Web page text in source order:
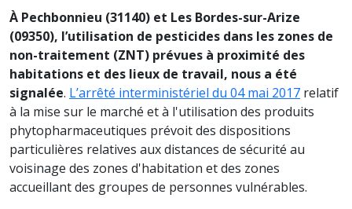
À Pechbonnieu (31140) et Les Bordes-sur-Arize
(09350), l’utilisation de pesticides dans les zones de
non-traitement (ZNT) prévues à proximité des
habitations et des lieux de travail, nous a été
signalée. L’arrêté interministériel du 04 mai 2017 relatif
à la mise sur le marché et à l'utilisation des produits
phytopharmaceutiques prévoit des dispositions
particulières relatives aux distances de sécurité au
voisinage des zones d'habitation et des zones
accueillant des groupes de personnes vulnérables.